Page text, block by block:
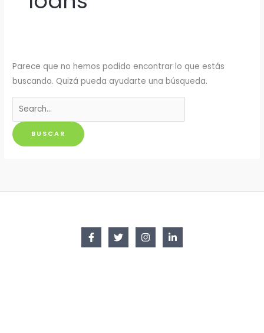
Parece que no hemos podido encontrar lo que estás
buscando. Quizá pueda ayudarte una búsqueda.
Buscar
por: